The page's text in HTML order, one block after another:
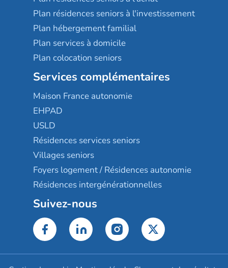
Plan résidences seniors à l'investissement
Plan hébergement familial
Plan services à domicile
Plan colocation seniors
Services complémentaires
Maison France autonomie
EHPAD
USLD
Résidences services seniors
Villages seniors
Foyers logement / Résidences autonomie
Résidences intergénérationnelles
Suivez-nous